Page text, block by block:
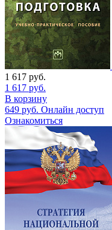
1 617 руб.
1 617 руб.
В корзину
649 руб. Онлайн доступ
Ознакомиться